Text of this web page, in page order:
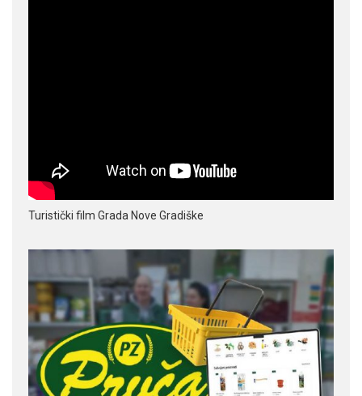
Turistički film Grada Nove Gradiške